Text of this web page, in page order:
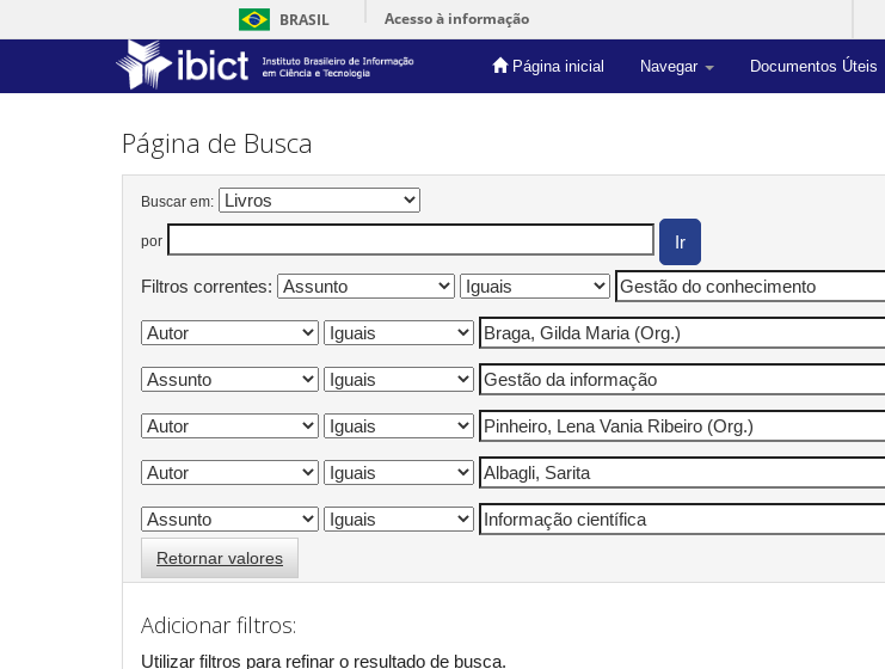
BRASIL Acesso à informação
Página inicial Navegar Documentos Úteis
Skip
Página de Busca
Buscar em:
por
Filtros correntes:
Retornar valores
Adicionar filtros:
Utilizar filtros para refinar o resultado de busca.